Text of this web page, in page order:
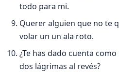
todo para mi.
Querer alguien que no te
volar un un ala roto.
¿Te has dado cuenta
dos lágrimas al revés?